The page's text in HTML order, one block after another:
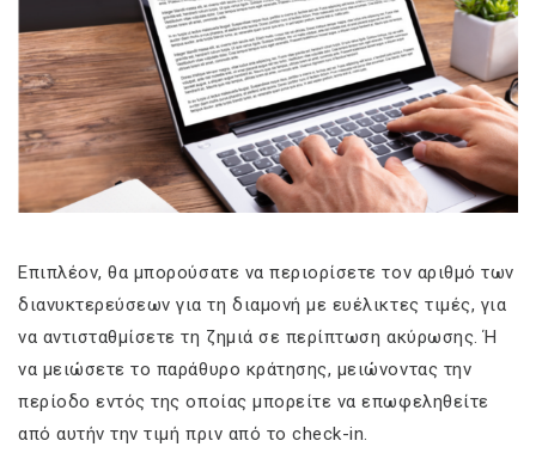
Επιπλέον, θα μπορούσατε να περιορίσετε τον αριθμό των
διανυκτερεύσεων για τη διαμονή με ευέλικτες τιμές, για
να αντισταθμίσετε τη ζημιά σε περίπτωση ακύρωσης. Ή
να μειώσετε το παράθυρο κράτησης, μειώνοντας την
περίοδο εντός της οποίας μπορείτε να επωφεληθείτε
από αυτήν την τιμή πριν από το check-in.